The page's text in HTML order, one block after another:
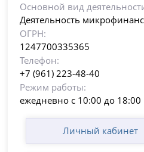
Основной вид
Деятельность
ОГРН:
1247700335365
Телефон:
+7 (961) 223-48-40
Режим работы:
ежедневно с 10:00 до 18:00
Личный кабинет